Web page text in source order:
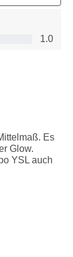
1.0
Es
Glow.
YSL auch